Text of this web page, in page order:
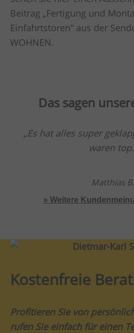
Beitrag „Fertigung und
Einfahrtstoren“ aus der
WOHNEN.
Das sagen
Es hat alles super
waren top.
Matthias B.
» Weitere
Kostenfreie
Profitieren Sie von
rufen Sie einfach für einen